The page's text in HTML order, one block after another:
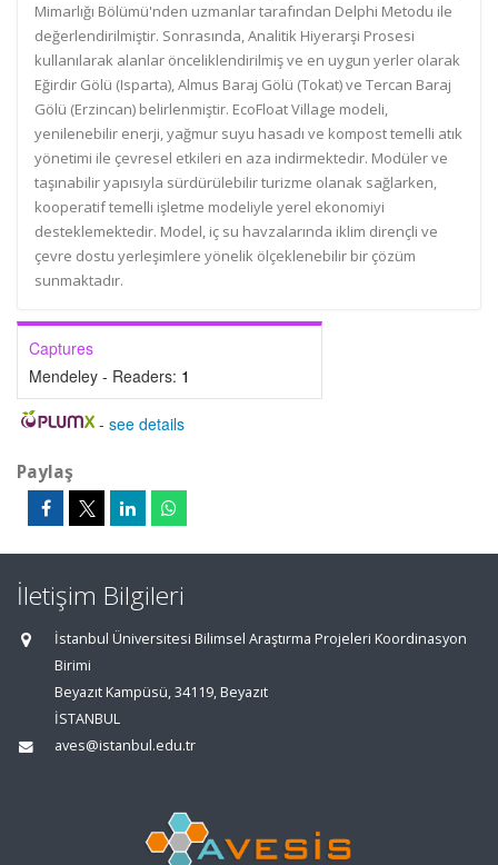
Mimarlığı Bölümü'nden uzmanlar tarafından Delphi Metodu ile
değerlendirilmiştir. Sonrasında, Analitik Hiyerarşi Prosesi
kullanılarak alanlar önceliklendirilmiş ve en uygun yerler olarak
Eğirdir Gölü (Isparta), Almus Baraj Gölü (Tokat) ve Tercan Baraj
Gölü (Erzincan) belirlenmiştir. EcoFloat Village modeli,
yenilenebilir enerji, yağmur suyu hasadı ve kompost temelli atık
yönetimi ile çevresel etkileri en aza indirmektedir. Modüler ve
taşınabilir yapısıyla sürdürülebilir turizme olanak sağlarken,
kooperatif temelli işletme modeliyle yerel ekonomiyi
desteklemektedir. Model, iç su havzalarında iklim dirençli ve
çevre dostu yerleşimlere yönelik ölçeklenebilir bir çözüm
sunmaktadır.
Captures
Mendeley - Readers: 1
- see details
Paylaş
İletişim Bilgileri
İstanbul Üniversitesi Bilimsel Araştırma Projeleri Koordinasyon
Birimi
Beyazıt Kampüsü, 34119, Beyazıt
İSTANBUL
aves@istanbul.edu.tr